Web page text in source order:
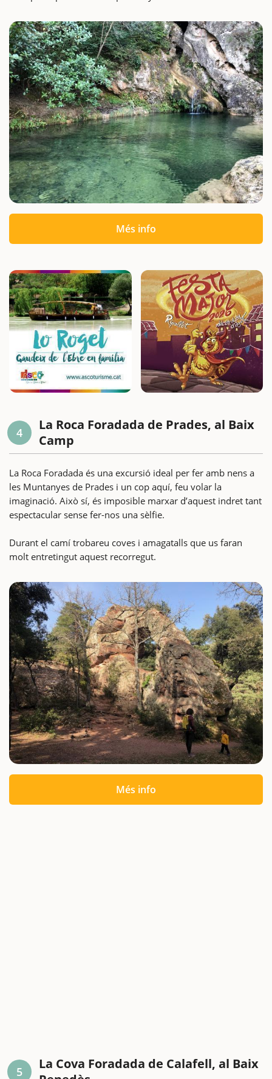
Més info
4
La Roca Foradada de Prades, al Baix
Camp
La Roca Foradada és una excursió ideal per fer amb nens a
les Muntanyes de Prades i un cop aquí, feu volar la
imaginació. Això sí, és imposible marxar d’aquest indret tant
espectacular sense fer-nos una sèlfie.
Durant el camí trobareu coves i amagatalls que us faran
molt entretingut aquest recorregut.
Més info
5
La Cova Foradada de Calafell, al Baix